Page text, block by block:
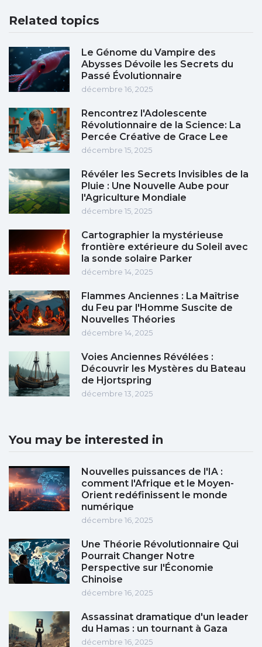
Related topics
Le Génome du Vampire des
Abysses Dévoile les Secrets du
Passé Évolutionnaire
décembre 16, 2025
Rencontrez l'Adolescente
Révolutionnaire de la Science: La
Percée Créative de Grace Lee
décembre 15, 2025
Révéler les Secrets Invisibles de la
Pluie : Une Nouvelle Aube pour
l'Agriculture Mondiale
décembre 15, 2025
Cartographier la mystérieuse
frontière extérieure du Soleil avec
la sonde solaire Parker
décembre 14, 2025
Flammes Anciennes : La Maîtrise
du Feu par l'Homme Suscite de
Nouvelles Théories
décembre 14, 2025
Voies Anciennes Révélées :
Découvrir les Mystères du Bateau
de Hjortspring
décembre 13, 2025
You may be interested in
Nouvelles puissances de l'IA :
comment l'Afrique et le Moyen-
Orient redéfinissent le monde
numérique
décembre 16, 2025
Une Théorie Révolutionnaire Qui
Pourrait Changer Notre
Perspective sur l'Économie
Chinoise
décembre 16, 2025
Assassinat dramatique d'un leader
du Hamas : un tournant à Gaza
décembre 16, 2025